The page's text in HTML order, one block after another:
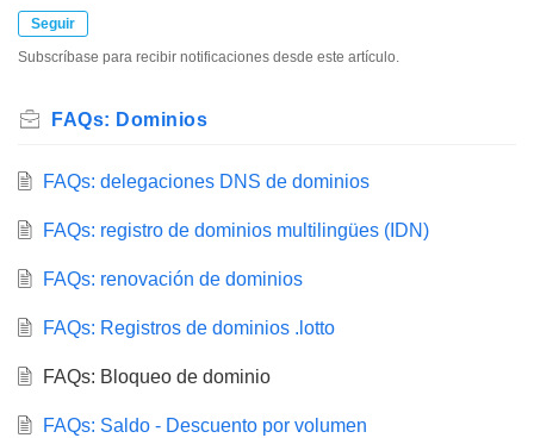
Seguir
Subscríbase para recibir notificaciones desde este artículo.
FAQs: Dominios
FAQs: delegaciones DNS de dominios
FAQs: registro de dominios multilingües (IDN)
FAQs: renovación de dominios
FAQs: Registros de dominios .lotto
FAQs: Bloqueo de dominio
FAQs: Saldo - Descuento por volumen